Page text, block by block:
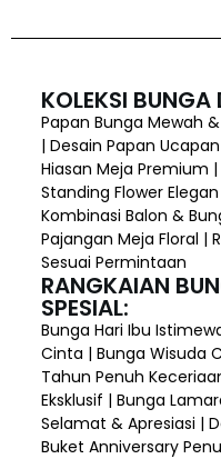
KOLEKSI BUNGA
Papan Bunga Mewah
| Desain Papan
Hiasan Meja Premium
Standing Flower
Kombinasi Balon &
Pajangan Meja Floral |
Sesuai Permintaan
RANGKAIAN
SPESIAL:
Bunga Hari Ibu
Cinta | Bunga Wisuda
Tahun Penuh
Eksklusif | Bunga
Selamat & Apresiasi |
Buket Anniversary